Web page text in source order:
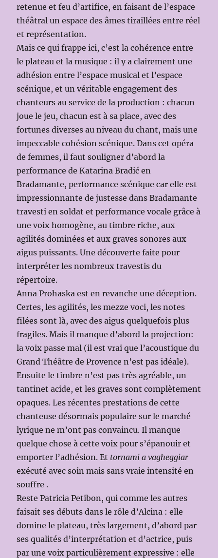
retenue et feu d’artifice, en faisant de l’espace
théâtral un espace des âmes tiraillées entre réel
et représentation.
Mais ce qui frappe ici, c’est la cohérence entre
le plateau et la musique : il y a clairement une
adhésion entre l’espace musical et l’espace
scénique, et un véritable engagement des
chanteurs au service de la production : chacun
joue le jeu, chacun est à sa place, avec des
fortunes diverses au niveau du chant, mais une
impeccable cohésion scénique. Dans cet opéra
de femmes, il faut souligner d’abord la
performance de Katarina Bradić en
Bradamante, performance scénique car elle est
impressionnante de justesse dans Bradamante
travesti en soldat et performance vocale grâce à
une voix homogène, au timbre riche, aux
agilités dominées et aux graves sonores aux
aigus puissants. Une découverte faite pour
interpréter les nombreux travestis du
répertoire.
Anna Prohaska est en revanche une déception.
Certes, les agilités, les mezze voci, les notes
filées sont là, avec des aigus quelquefois plus
fragiles. Mais il manque d’abord la projection:
la voix passe mal (il est vrai que l’acoustique du
Grand Théâtre de Provence n’est pas idéale).
Ensuite le timbre n’est pas très agréable, un
tantinet acide, et les graves sont complètement
opaques. Les récentes prestations de cette
chanteuse désormais populaire sur le marché
lyrique ne m’ont pas convaincu. Il manque
quelque chose à cette voix pour s’épanouir et
emporter l’adhésion. Et tornami a vagheggiar
exécuté avec soin mais sans vraie intensité en
souffre .
Reste Patricia Petibon, qui comme les autres
faisait ses débuts dans le rôle d’Alcina : elle
domine le plateau, très largement, d’abord par
ses qualités d’interprétation et d’actrice, puis
par une voix particulièrement expressive : elle